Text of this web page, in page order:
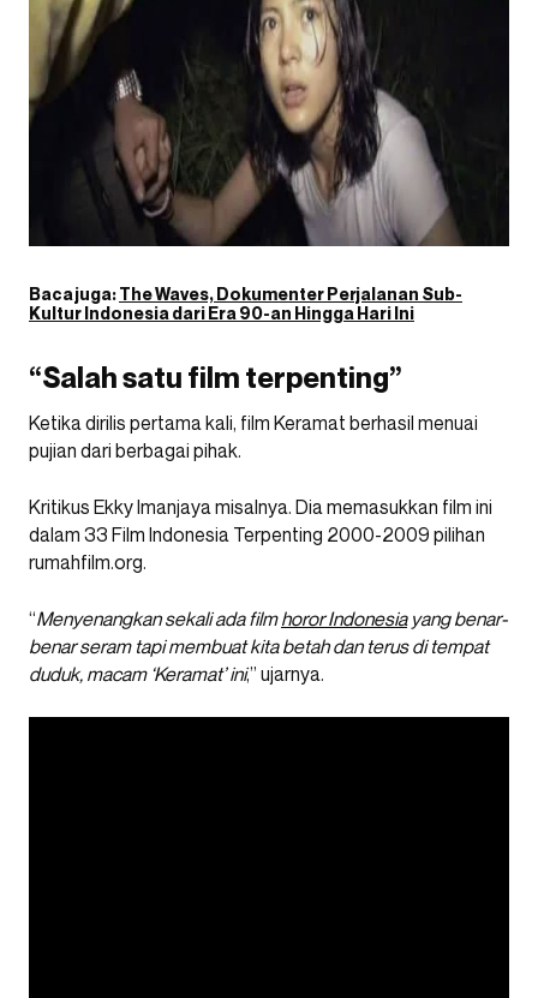
Baca juga:The Waves, Dokumenter Perjalanan Sub-
Kultur Indonesia dari Era 90-an Hingga Hari Ini
“Salah satu film terpenting”
Ketika dirilis pertama kali, film Keramat berhasil menuai
pujian dari berbagai pihak.
Kritikus Ekky Imanjaya misalnya. Dia memasukkan film ini
dalam 33 Film Indonesia Terpenting 2000-2009 pilihan
rumahfilm.org.
“Menyenangkan sekali ada filmhoror Indonesiayang benar-
benar seram tapi membuat kita betah dan terus di tempat
duduk, macam ‘Keramat’ ini,” ujarnya.